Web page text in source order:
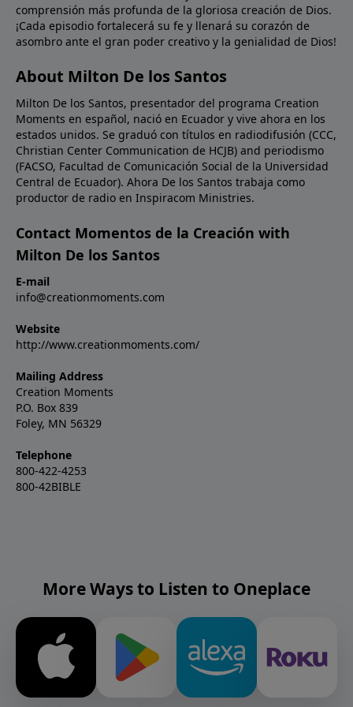
palabras de Jesús a Nicodemo, si la Biblia nos habla
de cosas terrenales y no las creemos, ¿cómo
podremos creer en la Biblia cuando nos habla de las
cosas celestiales?Oración: Señor, creemos; ayuda
nuestra incredulidad. Llénanos de un nuevo aprecio
por Tu Palabra para que podamos ser instruidos por
Ti en toda verdad. En Nombre de Cristo Jesús.
Amén.Imagen: Isaac Newton's experiment on light.
comprensión más profunda de la gloriosa creación de Dios.
¡Cada episodio fortalecerá su fe y llenará su corazón de
asombro ante el gran poder creativo y la genialidad de Dios!
About Milton De los Santos
Milton De los Santos, presentador del programa Creation
Moments en español, nació en Ecuador y vive ahora en los
estados unidos. Se graduó con títulos en radiodifusión (CCC,
Christian Center Communication de HCJB) and periodismo
(FACSO, Facultad de Comunicación Social de la Universidad
Central de Ecuador). Ahora De los Santos trabaja como
productor de radio en Inspiracom Ministries.
Contact Momentos de la Creación with
Milton De los Santos
E-mail
info@creationmoments.com
Website
http://www.creationmoments.com/
Mailing Address
Creation Moments
P.O. Box 839
Foley, MN 56329
Telephone
800-422-4253
800-42BIBLE
More Ways to Listen to Oneplace